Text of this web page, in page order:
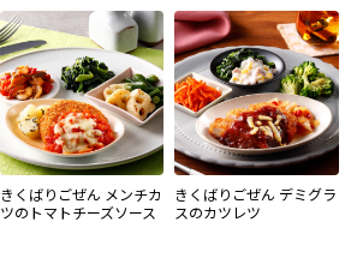
きくばりごぜん メンチカ
ツのトマトチーズソース
きくばりごぜん デミグラ
スのカツレツ